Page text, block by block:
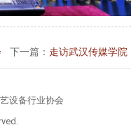
下一篇： 走访武汉传媒学院
设备行业协会